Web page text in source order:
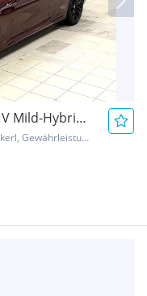
BMW 3er-Reihe M340 d xDrive 48 V Mild-Hybrid-Technologie Aut....
Hybrid Elektro/Diesel, Automatik, gültiges Pickerl, Gewährleistung, Garantie